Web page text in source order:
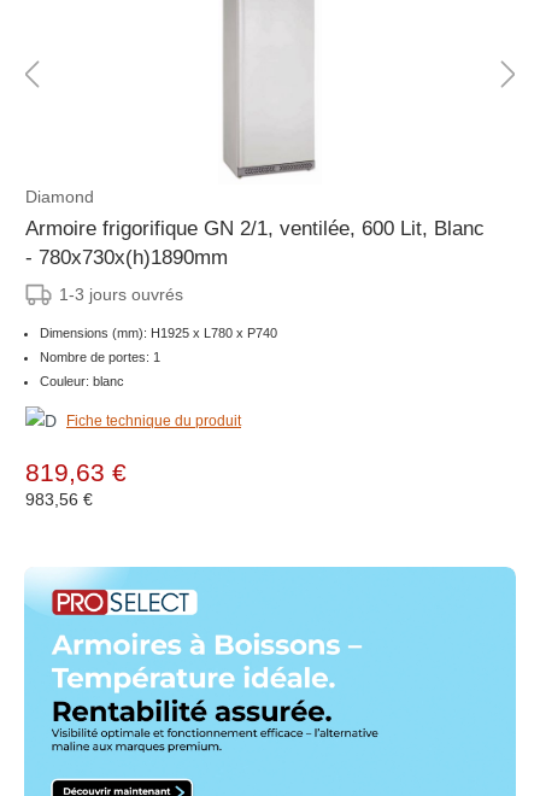
Diamond
Armoire frigorifique GN 2/1, ventilée, 600 Lit, Blanc
- 780x730x(h)1890mm
1-3 jours ouvrés
Dimensions (mm): H1925 x L780 x P740
Nombre de portes: 1
Couleur: blanc
Fiche technique du produit
819,63 €
983,56 €